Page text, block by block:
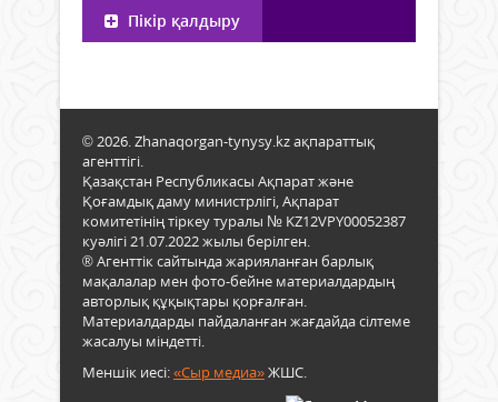
Пікір қалдыру
© 2026. Zhanaqorgan-tynysy.kz ақпараттық
агенттігі.
Қазақстан Республикасы Ақпарат және
Қоғамдық даму министрлігі, Ақпарат
комитетінің тіркеу туралы № KZ12VPY00052387
куәлігі 21.07.2022 жылы берілген.
® Агенттік сайтында жарияланған барлық
мақалалар мен фото-бейне материалдардың
авторлық құқықтары қорғалған.
Материалдарды пайдаланған жағдайда сілтеме
жасалуы міндетті.
Меншік иесі:«Сыр медиа»ЖШС.